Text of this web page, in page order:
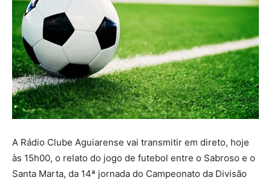
A Rádio Clube Aguiarense vai transmitir em direto, hoje
às 15h00, o relato do jogo de futebol entre o Sabroso e o
Santa Marta, da 14ª jornada do Campeonato da Divisão